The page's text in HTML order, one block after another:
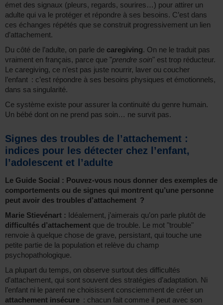
émet des signaux (pleurs, regards, sourires…) pour attirer un
adulte qui va le protéger et répondre à ses besoins. C’est dans
ces échanges répétés que se construit progressivement un lien
d’attachement.
Du côté de l’adulte, on parle de caregiving. On ne le traduit pas
vraiment en français, parce que "prendre soin" est trop réducteur.
Le caregiving, ce n’est pas juste nourrir, laver ou coucher
l’enfant : c’est répondre à ses besoins physiques et émotionnels,
dans sa singularité.
Ce système existe pour assurer la continuité du genre humain.
Un bébé dont on ne prend pas soin… ne survit pas.
Signes des troubles de l’attachement :
indices pour les détecter chez l’enfant,
l’adolescent et l’adulte
Le Guide Social : Pouvez-vous nous donner des exemples de
comportements ou de signes qui montrent qu’une personne
peut avoir des troubles d’attachement ?
Marie Stievénart : Idéalement, j’aimerais qu’on parle plutôt de
difficultés d’attachement que de trouble. Le mot "trouble"
renvoie à quelque chose de grave, persistant, qui touche une
petite partie de la population et relève du champ
psychopathologique.
La plupart du temps, on observe surtout des difficultés
d’attachement, qui sont souvent des stratégies d’adaptation. Ni
l’enfant ni le parent ne choisissent consciemment de créer un
attachement insécure : chacun fait comme il peut avec son